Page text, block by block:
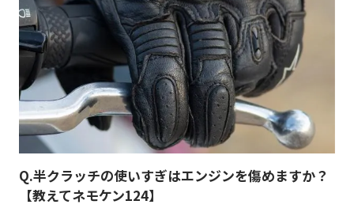
Q.半クラッチの使いすぎはエンジンを傷めますか？
【教えてネモケン124】